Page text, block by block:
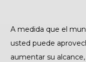
A medida que el
usted puede
aumentar su